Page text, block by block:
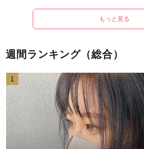
もっと見る
週間ランキング（総合）
1